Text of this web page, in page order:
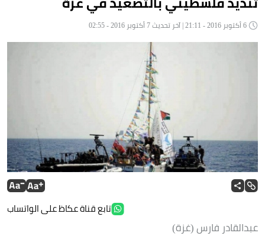
تابع قناة عكاظ على الواتساب
عبدالقادر فارس (غزة)